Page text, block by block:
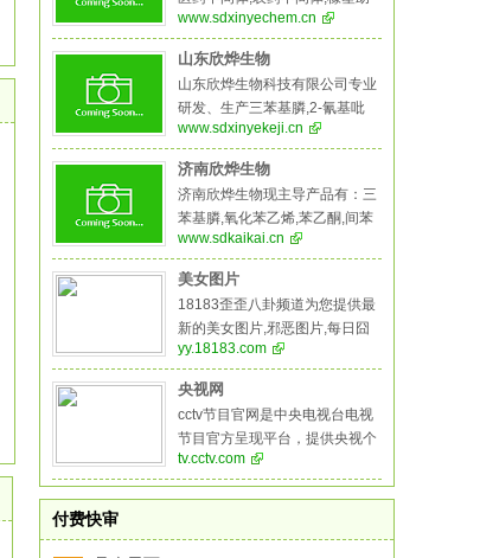
硫醚,异戊烯醛,异戊烯醇,环戊酮,
丙二腈,偶氮二异丁腈,叔丁醇医
药中间体,酚醛树脂等系列产品。
剂,阻燃剂,酚醛树脂等系列产品,
www.sdxinyechem.cn
山东欣烨生物
山东欣烨生物科技有限公司专业
研发、生产三苯基膦,2-氰基吡
嗪,氧化苯乙烯,苯乙酮,间苯二甲
烯醛,异戊烯醇,环戊酮,丙二腈,偶
氮二异丁腈,叔丁醇,医药中间
体、农药中间体，阻燃剂,酚醛树
产，销售于一体的综合性化工企
业。
www.sdxinyekeji.cn
济南欣烨生物
济南欣烨生物现主导产品有：三
苯基膦,氧化苯乙烯,苯乙酮,间苯
二甲醚,2-氰基吡嗪,二甲基硫醚,
腈,偶氮二异丁腈,叔丁醇医药中
间体,酚醛树脂,生物制药系列，
医药中间体，化学溶剂系列，阻
燃剂系列，化学试剂系列，颜料
燃料系列，橡胶塑料系列，酚醛
树脂等系列产品
www.sdkaikai.cn
美女图片
18183歪歪八卦频道为您提供最
新的美女图片,邪恶图片,每日囧
图大全，18183歪歪八卦频道让
yy.18183.com
央视网
cctv节目官网是中央电视台电视
节目官方呈现平台，提供央视个
频道的直播、点播、节目预告等
服务，集纳央视所有栏目、电
tv.cctv.com
付费快审